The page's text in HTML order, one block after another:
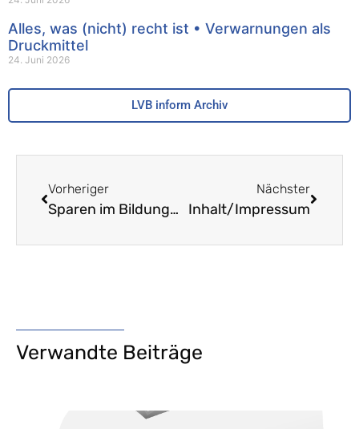
Alles, was (nicht) recht ist • Verwarnungen als
Druckmittel
24. Juni 2026
LVB inform Archiv
Vorheriger
Sparen im Bildungsbereich
Nächster
Inhalt/Impressum
Verwandte Beiträge